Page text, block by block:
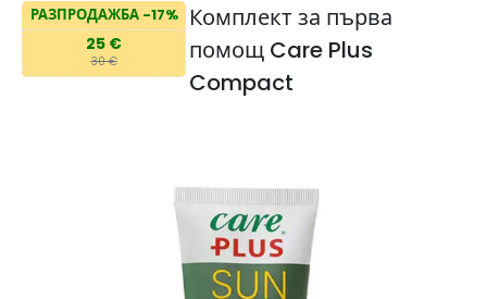
РАЗПРОДАЖБА -17%
25 €
30 €
Комплект за първа
помощ Care Plus
Compact